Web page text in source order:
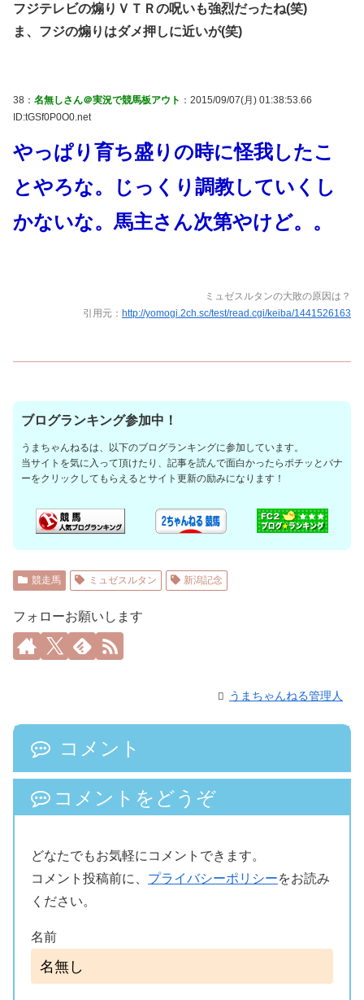
フジテレビの煽りＶＴＲの呪いも強烈だったね(笑)
ま、フジの煽りはダメ押しに近いが(笑)
38： 名無しさん＠実況で競馬板アウト ：2015/09/07(月) 01:38:53.66
ID:tGSf0P0O0.net
やっぱり育ち盛りの時に怪我したこ
とやろな。じっくり調教していくし
かないな。馬主さん次第やけど。。
ミュゼスルタンの大敗の原因は？
引用元： http://yomogi.2ch.sc/test/read.cgi/keiba/1441526163
ブログランキング参加中！
うまちゃんねるは、以下のブログランキングに参加しています。
当サイトを気に入って頂けたり、記事を読んで面白かったらポチッとバナ
ーをクリックしてもらえるとサイト更新の励みになります！
競走馬 ミュゼスルタン 新潟記念
フォローお願いします
うまちゃんねる管理人
コメント
コメントをどうぞ
どなたでもお気軽にコメントできます。
コメント投稿前に、 プライバシーポリシーをお読み
ください。
名前